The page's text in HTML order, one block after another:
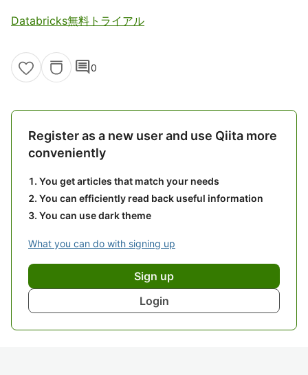
Databricks無料トライアル
comment0
Register as a new user and use Qiita more
conveniently
You get articles that match your needs
You can efficiently read back useful information
You can use dark theme
What you can do with signing up
Sign up
Login